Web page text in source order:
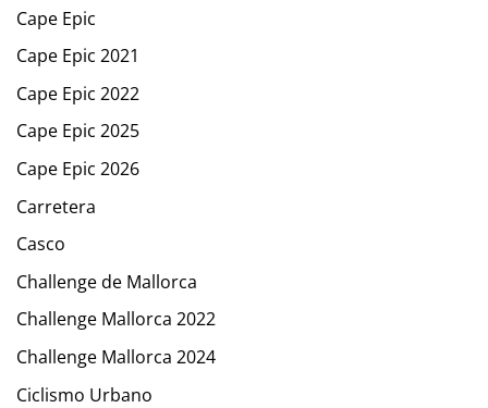
Cape Epic
Cape Epic 2021
Cape Epic 2022
Cape Epic 2025
Cape Epic 2026
Carretera
Casco
Challenge de Mallorca
Challenge Mallorca 2022
Challenge Mallorca 2024
Ciclismo Urbano